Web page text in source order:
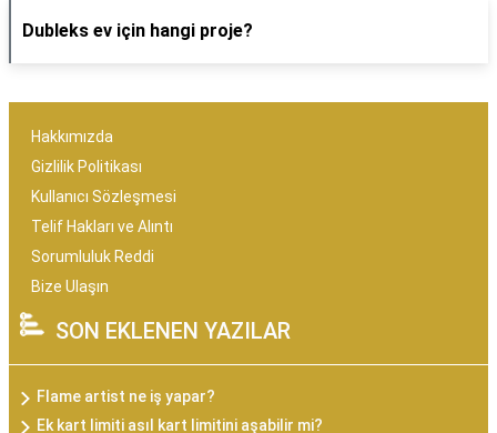
Dubleks ev için hangi proje?
Hakkımızda
Gizlilik Politikası
Kullanıcı Sözleşmesi
Telif Hakları ve Alıntı
Sorumluluk Reddi
Bize Ulaşın
SON EKLENEN YAZILAR
Flame artist ne iş yapar?
Ek kart limiti asıl kart limitini aşabilir mi?